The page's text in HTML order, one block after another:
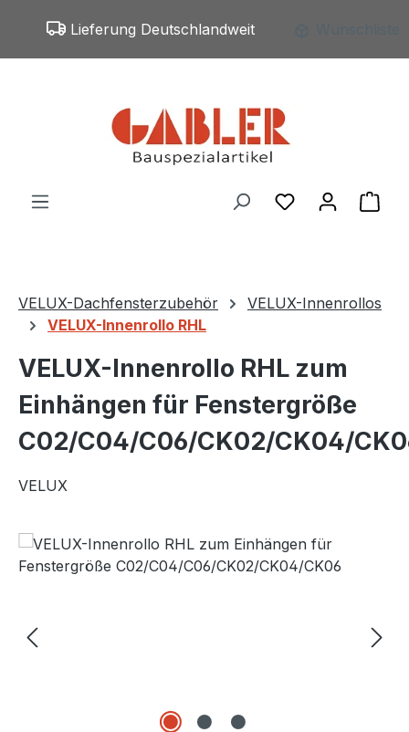
Zum Hauptinhalt springen
Lieferung Deutschlandweit
Du hast 0
VELUX-Dachfensterzubehör
VELUX-Innenrollos
VELUX-Innenrollo RHL
VELUX-Innenrollo RHL zum
Einhängen für Fenstergröße
C02/C04/C06/CK02/CK04/
VELUX
Bildergalerie überspringen